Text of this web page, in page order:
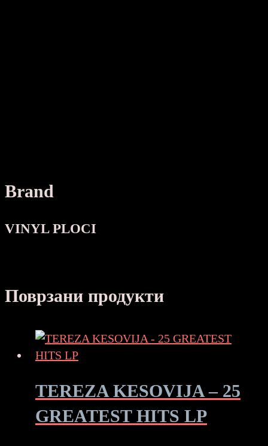
Brand
VINYL PLOCI
Поврзани продукти
TEREZA KESOVIJA – 25
GREATEST HITS LP